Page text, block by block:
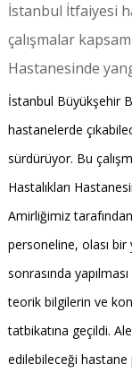
İstanbul İtfaiyesi
çalışmalar
Hastanesinde
İstanbul Büyükşehir
hastanelerde
sürdürüyor. Bu
Hastalıkları
Amirliğimiz
personeline, olası bir
sonrasında
teorik bilgilerin ve
tatbikatına geçildi.
edilebileceği